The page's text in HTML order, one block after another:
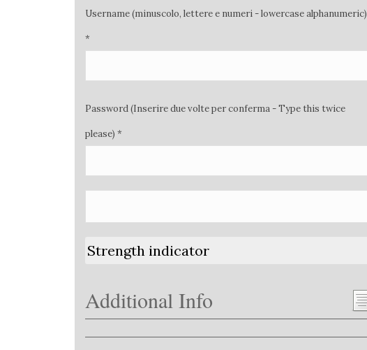
Username (minuscolo, lettere e numeri - lowercase alphanumeric)
*
Password (Inserire due volte per conferma - Type this twice
please) *
Strength indicator
Additional Info